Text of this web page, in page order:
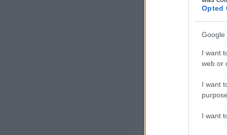
Opted
Google
I want
web or
I want
I want
Moszkva két
Nord Stream-
vezetékpárja
közvetlenül
Mark